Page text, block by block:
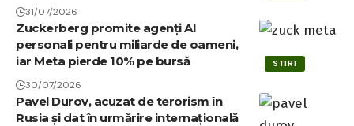
31/07/2026
STIRI
Zuckerberg promite agenți AI
personali pentru miliarde de oameni,
iar Meta pierde 10% pe bursă
30/07/2026
Pavel Durov, acuzat de terorism în
Rusia și dat în urmărire internațională